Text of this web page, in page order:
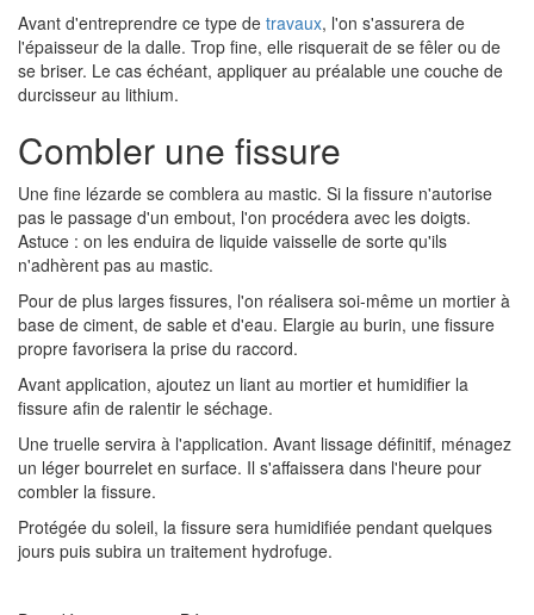
Avant d'entreprendre ce type de travaux, l'on s'assurera de
l'épaisseur de la dalle. Trop fine, elle risquerait de se fêler ou de
se briser. Le cas échéant, appliquer au préalable une couche de
durcisseur au lithium.
Combler une fissure
Une fine lézarde se comblera au mastic. Si la fissure n'autorise
pas le passage d'un embout, l'on procédera avec les doigts.
Astuce : on les enduira de liquide vaisselle de sorte qu'ils
n'adhèrent pas au mastic.
Pour de plus larges fissures, l'on réalisera soi-même un mortier à
base de ciment, de sable et d'eau. Elargie au burin, une fissure
propre favorisera la prise du raccord.
Avant application, ajoutez un liant au mortier et humidifier la
fissure afin de ralentir le séchage.
Une truelle servira à l'application. Avant lissage définitif, ménagez
un léger bourrelet en surface. Il s'affaissera dans l'heure pour
combler la fissure.
Protégée du soleil, la fissure sera humidifiée pendant quelques
jours puis subira un traitement hydrofuge.